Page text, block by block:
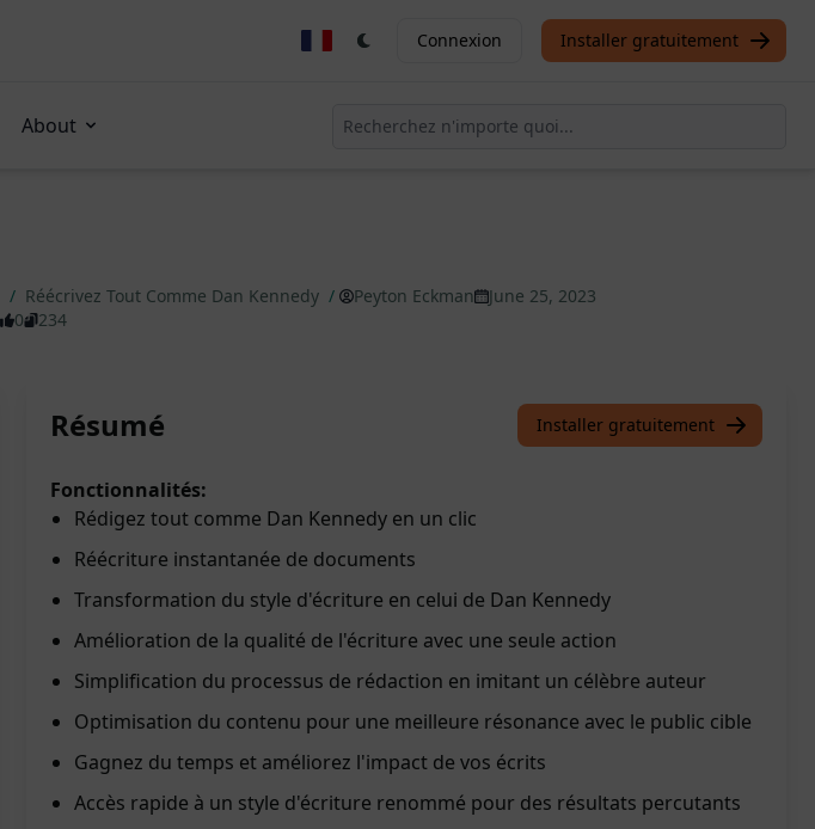
Connexion Installer gratuitement
About
/ Réécrivez Tout Comme Dan Kennedy / Peyton Eckman
June 25, 2023
0 234
Résumé Installer gratuitement
Fonctionnalités:
Rédigez tout comme Dan Kennedy en un clic
Réécriture instantanée de documents
Transformation du style d'écriture en celui de Dan Kennedy
Amélioration de la qualité de l'écriture avec une seule action
Simplification du processus de rédaction en imitant un célèbre auteur
Optimisation du contenu pour une meilleure résonance avec le public cible
Gagnez du temps et améliorez l'impact de vos écrits
Accès rapide à un style d'écriture renommé pour des résultats percutants